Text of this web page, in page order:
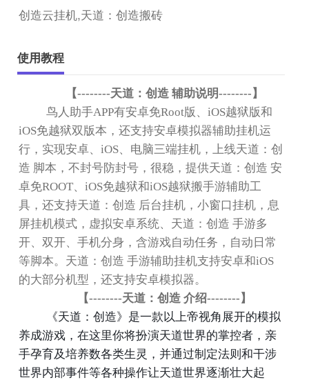
创造云挂机,天道：创造搬砖
使用教程
【--------天道：创造 辅助说明--------】
鸟人助手APP有安卓免Root版、iOS越狱版和
iOS免越狱双版本，还支持安卓模拟器辅助挂机运
行，实现安卓、iOS 、电脑三端挂机，上线天道：创
造 脚本，不封号防封号，很稳，提供天道：创造 安
卓免ROOT 、iOS免越狱和iOS越狱搬手游辅助工
具，还支持天道：创造 后台挂机，小窗口挂机，息
屏挂机模式，虚拟安卓系统、天道：创造 手游多
开、双开、手机分身，含游戏自动任务，自动日常
等脚本。天道：创造 手游辅助挂机支持安卓和iOS
的大部分机型，还支持安卓模拟器。
【--------天道：创造 介绍--------】
《天道：创造》是一款以上帝视角展开的模拟
养成游戏，在这里你将扮演天道世界的掌控者，亲
手孕育及培养数各类生灵，并通过制定法则和干涉
世界内部事件等各种操作让天道世界逐渐壮大起